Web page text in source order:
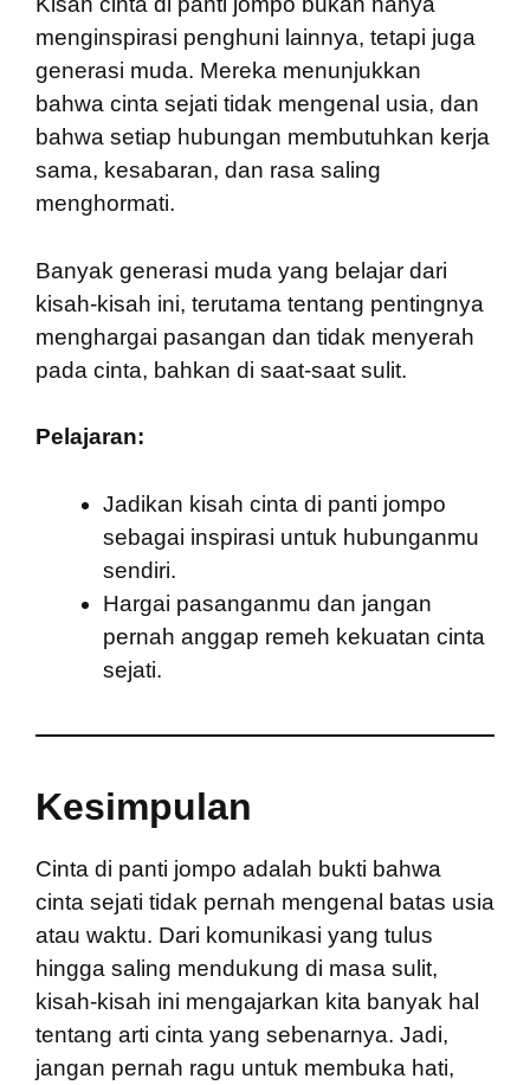
menginspirasi penghuni lainnya, tetapi juga
generasi muda. Mereka menunjukkan
bahwa cinta sejati tidak mengenal usia, dan
bahwa setiap hubungan membutuhkan kerja
sama, kesabaran, dan rasa saling
menghormati.
Banyak generasi muda yang belajar dari
kisah-kisah ini, terutama tentang pentingnya
menghargai pasangan dan tidak menyerah
pada cinta, bahkan di saat-saat sulit.
Pelajaran:
Jadikan kisah cinta di panti jompo
sebagai inspirasi untuk hubunganmu
sendiri.
Hargai pasanganmu dan jangan
pernah anggap remeh kekuatan cinta
sejati.
Kesimpulan
Cinta di panti jompo adalah bukti bahwa
cinta sejati tidak pernah mengenal batas usia
atau waktu. Dari komunikasi yang tulus
hingga saling mendukung di masa sulit,
kisah-kisah ini mengajarkan kita banyak hal
tentang arti cinta yang sebenarnya. Jadi,
jangan pernah ragu untuk membuka hati,